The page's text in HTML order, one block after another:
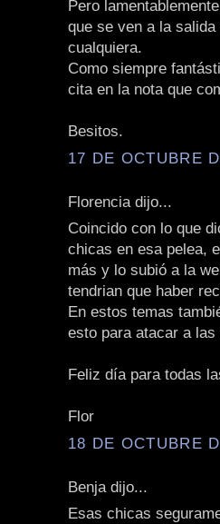
Pero
que se ven a la
cualquiera.
Como siempre
cita en la nota que
Besitos.
17 DE OCTUBRE
Florencia dijo...
Coincido con lo que
chicas en esa pelea,
más y lo subió a la
tendrian que haber
En estos temas
esto para atacar a las
Feliz día para todas
Flor
18 DE OCTUBRE
Benja dijo...
Esas chicas